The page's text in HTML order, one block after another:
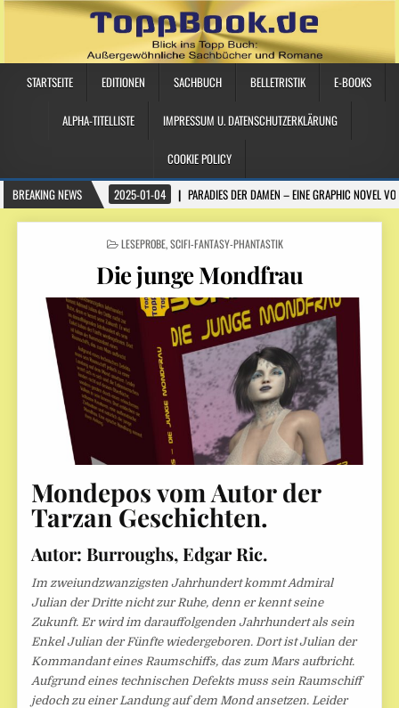
STARTSEITE EDITIONEN SACHBUCH BELLETRISTIK E-BOOKS
ALPHA-TITELLISTE IMPRESSUM U. DATENSCHUTZERKLÄRUNG
COOKIE POLICY
BREAKING NEWS
2025-01-04 PARADIES DER DAMEN – EINE GRAPHIC NOVEL
POSTED IN
LESEPROBE,SCIFI-FANTASY-PHANTASTIK
Die junge Mondfrau
Mondepos vom Autor der
Tarzan Geschichten.
Autor: Burroughs, Edgar Ric.
Im zweiundzwanzigsten Jahrhundert kommt Admiral
Julian der Dritte nicht zur Ruhe, denn er kennt seine
Zukunft. Er wird im darauffolgenden Jahrhundert als sein
Enkel Julian der Fünfte wiedergeboren. Dort ist Julian der
Kommandant eines Raumschiffs, das zum Mars aufbricht.
Aufgrund eines technischen Defekts muss sein Raumschiff
jedoch zu einer Landung auf dem Mond ansetzen. Leider